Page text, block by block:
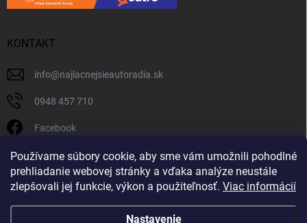
Používame súbory cookie, aby sme vám umožnili pohodlné
prehliadanie webovej stránky a vďaka analýze neustále
zlepšovali jej funkcie, výkon a použiteľnosť. Viac informácií
Nastavenie
KONTAKT
info@najlacnejsieautoradia.sk
0948 457 710
Facebook
najlacnejsieautoradia.sk
Youtube